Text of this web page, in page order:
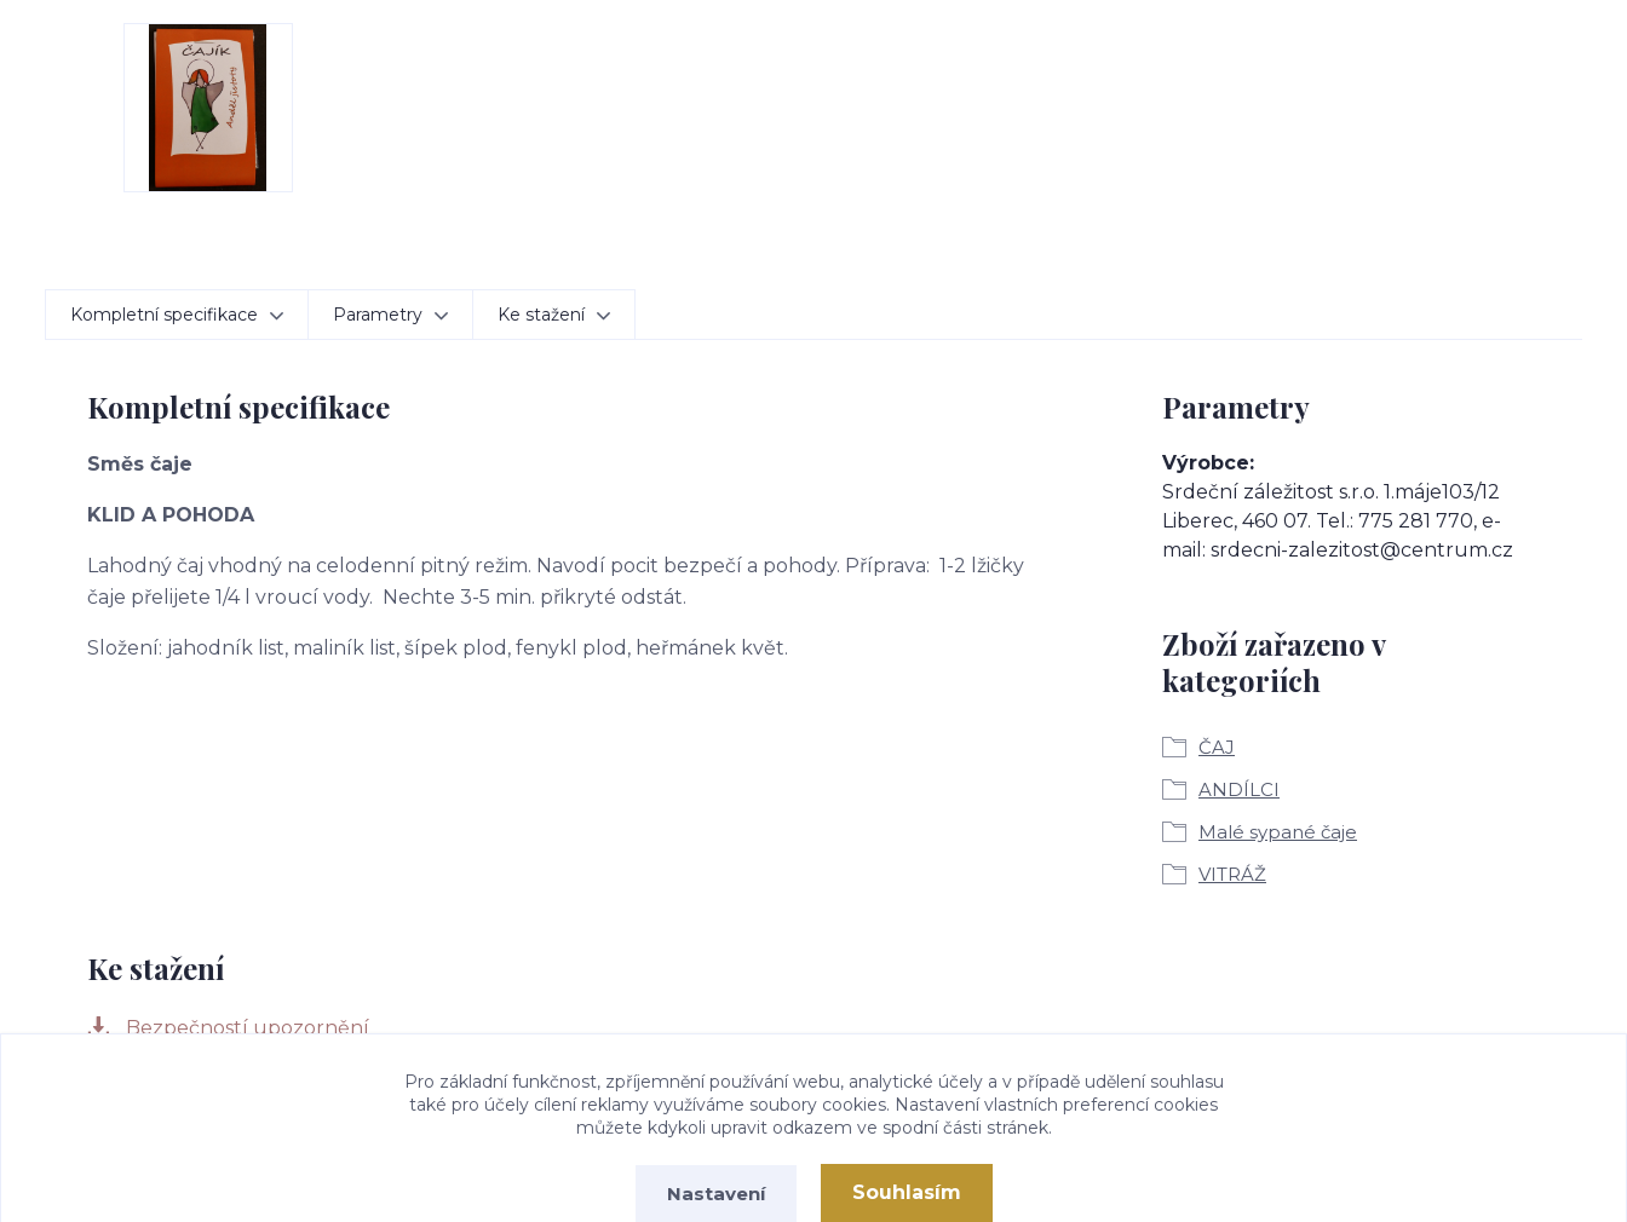
Kompletní specifikace Parametry Ke stažení
Kompletní specifikace
Směs čaje
KLID A POHODA
Lahodný čaj vhodný na celodenní pitný režim. Navodí pocit bezpečí a pohody. Příprava: 1-2 lžičky
čaje přelijete 1/4 l vroucí vody. Nechte 3-5 min. přikryté odstát.
Složení: jahodník list, maliník list, šípek plod, fenykl plod, heřmánek květ.
Parametry
Výrobce
Srdeční záležitost s.r.o. 1.máje103/12
Liberec, 460 07. Tel.: 775 281 770, e-
mail: srdecni-zalezitost@centrum.cz
Zboží zařazeno v
kategoriích
ČAJ
ANDÍLCI
Malé sypané čaje
VITRÁŽ
Ke stažení
Bezpečností upozornění
Pro základní funkčnost, zpříjemnění používání webu, analytické účely a v případě udělení souhlasu
také pro účely cílení reklamy využíváme soubory cookies. Nastavení vlastních preferencí cookies
můžete kdykoli upravit odkazem ve spodní části stránek.
Nastavení Souhlasím